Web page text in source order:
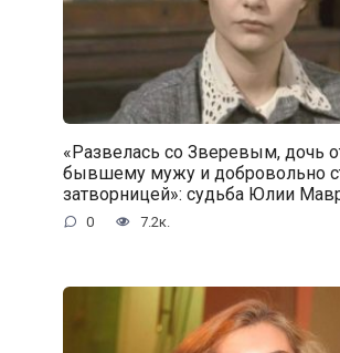
«Развелась со Зверевым, дочь
бывшему мужу и добровольно
затворницей»: судьба Юлии
0 7.2к.